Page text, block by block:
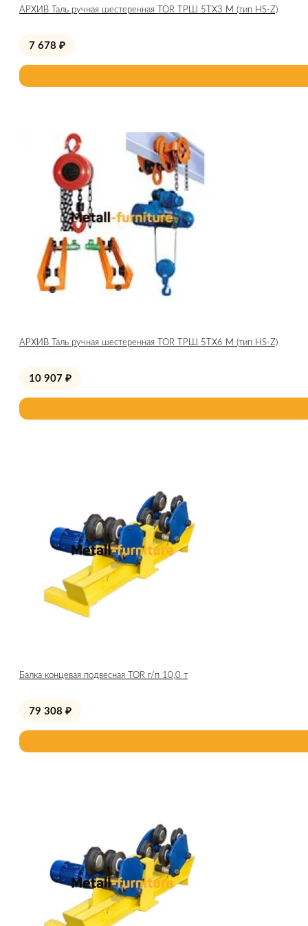
АРХИВ Таль ручная шестеренная TOR ТРШ 5ТХ3 М (тип HS-Z)
7 678 ₽
АРХИВ Таль ручная шестеренная TOR ТРШ 5ТХ6 М (тип HS-Z)
10 907 ₽
Балка концевая подвесная TOR г/п 10,0 т
79 308 ₽